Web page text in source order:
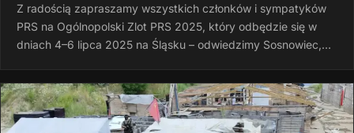
Z radością zapraszamy wszystkich członków i sympatyków
PRS na Ogólnopolski Zlot PRS 2025, który odbędzie się w
dniach 4–6 lipca 2025 na Śląsku – odwiedzimy Sosnowiec,